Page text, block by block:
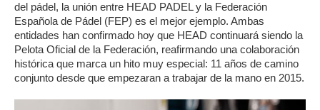
del pádel, la unión entre HEAD PADEL y la Federación
Española de Pádel (FEP) es el mejor ejemplo. Ambas
entidades han confirmado hoy que HEAD continuará siendo la
Pelota Oficial de la Federación, reafirmando una colaboración
histórica que marca un hito muy especial: 11 años de camino
conjunto desde que empezaran a trabajar de la mano en 2015.